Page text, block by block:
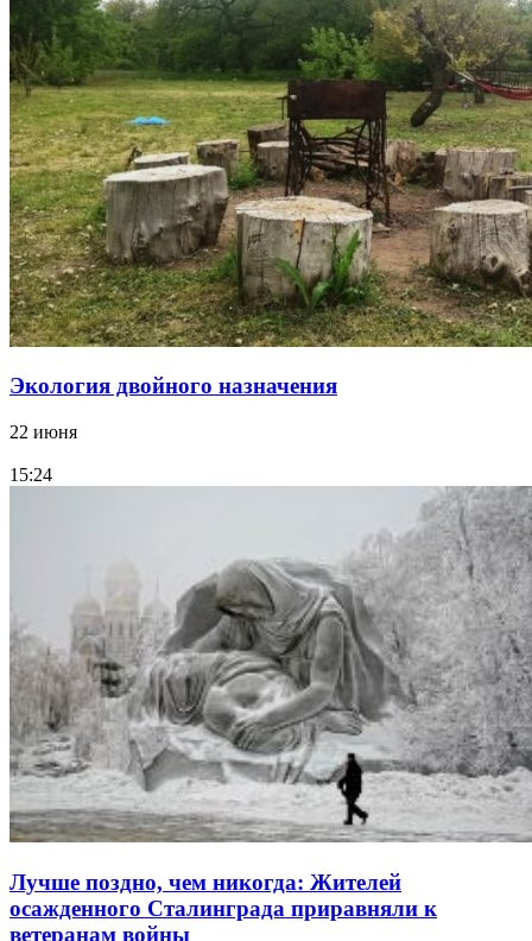
Экология двойного назначения
22 июня
15:24
Лучше поздно, чем никогда: Жителей
осажденного Сталинграда приравняли к
ветеранам войны